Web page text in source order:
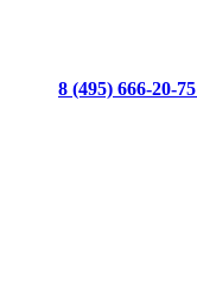
8 (495) 666-20-75